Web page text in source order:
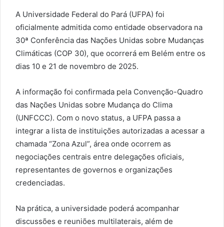
A Universidade Federal do Pará (UFPA) foi
oficialmente admitida como entidade observadora na
30ª Conferência das Nações Unidas sobre Mudanças
Climáticas (COP 30), que ocorrerá em Belém entre os
dias 10 e 21 de novembro de 2025.
A informação foi confirmada pela Convenção-Quadro
das Nações Unidas sobre Mudança do Clima
(UNFCCC). Com o novo status, a UFPA passa a
integrar a lista de instituições autorizadas a acessar a
chamada “Zona Azul”, área onde ocorrem as
negociações centrais entre delegações oficiais,
representantes de governos e organizações
credenciadas.
Na prática, a universidade poderá acompanhar
discussões e reuniões multilaterais, além de